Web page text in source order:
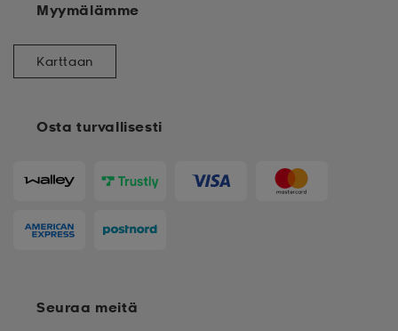
Osta turvallisesti
Myymälämme
Karttaan
Seuraa meitä